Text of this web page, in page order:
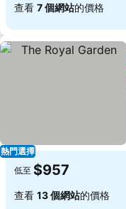
查看 7 個網站的價格
熱門選擇
低至 $957
查看 13 個網站的價格